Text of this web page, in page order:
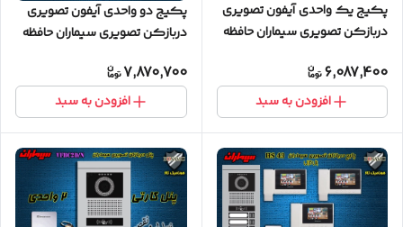
پکیج یک واحدی آیفون تصویری
دربازکن تصویری سیماران حافظه
6,087,400
افزودن به سبد
پکیج دو واحدی آیفون تصویری
دربازکن تصویری سیماران حافظه
7,870,700
افزودن به سبد